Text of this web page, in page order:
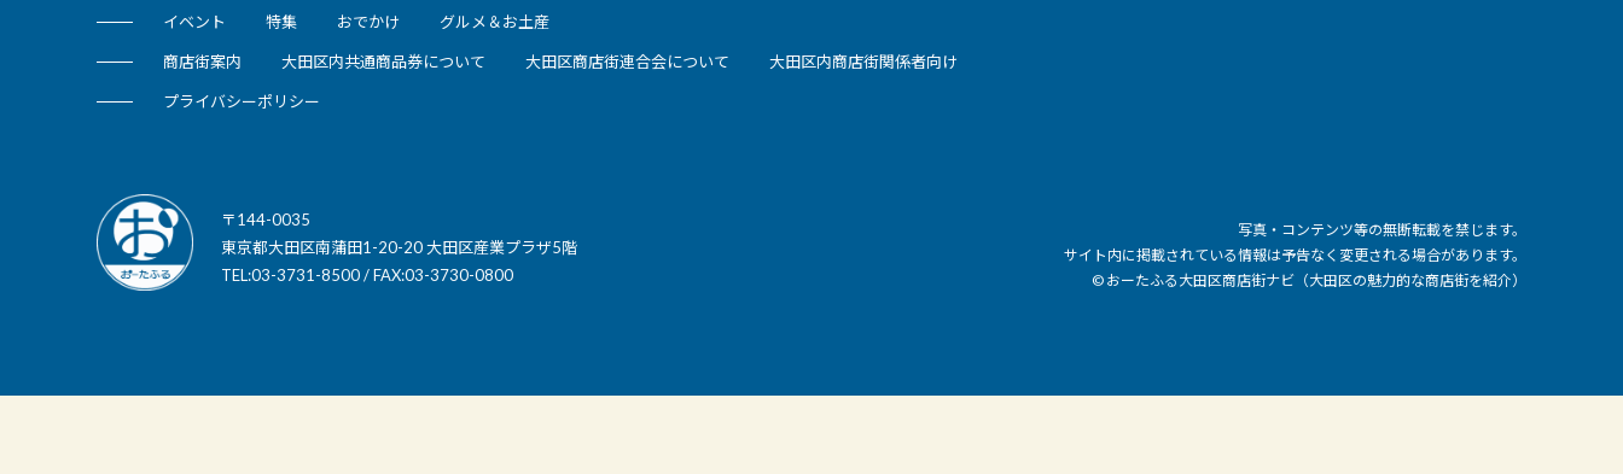
イベント 特集 おでかけ グルメ＆お土産
商店街案内 大田区内共通商品券について 大田区商店街連合会について 大田区内商店街関係者向け
プライバシーポリシー
〒144-0035
東京都大田区南蒲田1-20-20 大田区産業プラザ5階
TEL:03-3731-8500 / FAX:03-3730-0800
写真・コンテンツ等の無断転載を禁じます。
サイト内に掲載されている情報は予告なく変更される場合があります。
© おーたふる大田区商店街ナビ（大田区の魅力的な商店街を紹介）